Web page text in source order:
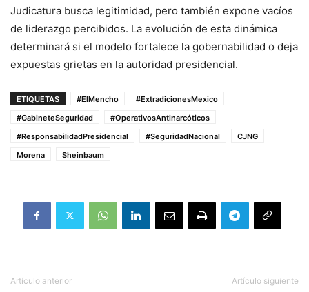
Judicatura busca legitimidad, pero también expone vacíos
de liderazgo percibidos. La evolución de esta dinámica
determinará si el modelo fortalece la gobernabilidad o deja
expuestas grietas en la autoridad presidencial.
ETIQUETAS #ElMencho
#ExtradicionesMexico
#GabineteSeguridad
#OperativosAntinarcóticos
#ResponsabilidadPresidencial
#SeguridadNacional
CJNG
Morena
Sheinbaum
Artículo anterior Artículo siguiente